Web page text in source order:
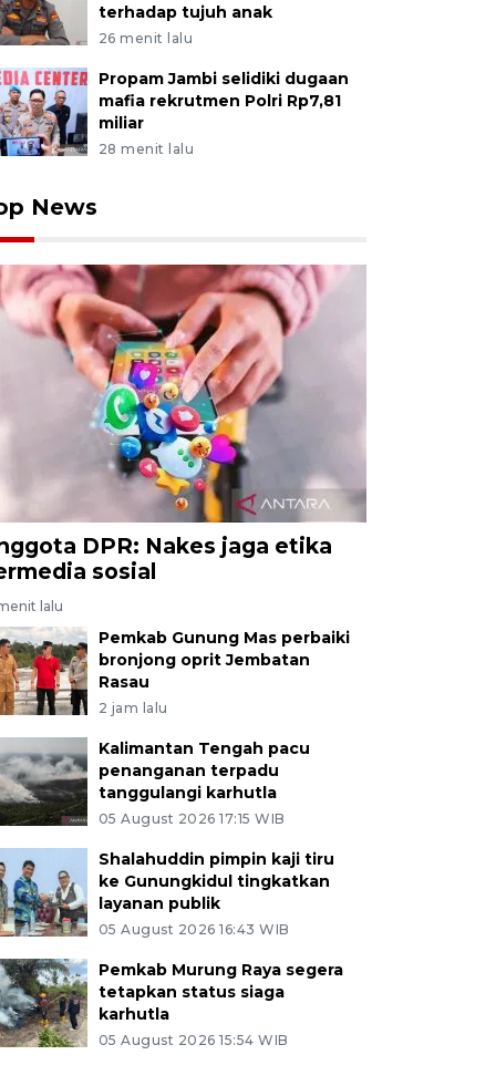
terhadap tujuh anak
26 menit lalu
Propam Jambi selidiki dugaan
mafia rekrutmen Polri Rp7,81
miliar
28 menit lalu
News
DPR: Nakes jaga etika
sosial
lalu
Pemkab Gunung Mas perbaiki
bronjong oprit Jembatan
Rasau
2 jam lalu
Kalimantan Tengah pacu
penanganan terpadu
tanggulangi karhutla
05 August 2026 17:15 WIB
Shalahuddin pimpin kaji tiru
ke Gunungkidul tingkatkan
layanan publik
05 August 2026 16:43 WIB
Pemkab Murung Raya segera
tetapkan status siaga
karhutla
05 August 2026 15:54 WIB